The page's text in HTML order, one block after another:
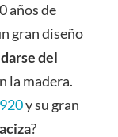
años de
gran diseño
del
la madera.
y su gran
?